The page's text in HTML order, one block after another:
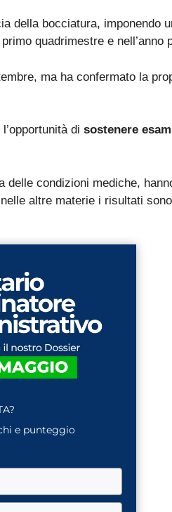
della bocciatura, imponendo
quadrimestre e nell’anno
ma ha confermato la
di sostenere
delle condizioni mediche,
altre materie i risultati
e punteggio
come arrivare con il
classificazione CCNL 2019-2021
fanno punteggio (OSA,
Sì, voglio la guida